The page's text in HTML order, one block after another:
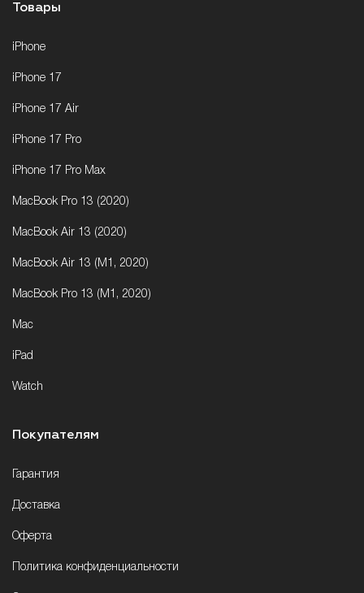
Товары
iPhone
iPhone 17
iPhone 17 Air
iPhone 17 Pro
iPhone 17 Pro Max
MacBook Pro 13 (2020)
MacBook Air 13 (2020)
MacBook Air 13 (M1, 2020)
MacBook Pro 13 (M1, 2020)
Mac
iPad
Watch
Покупателям
Гарантия
Доставка
Оферта
Политика конфиденциальности